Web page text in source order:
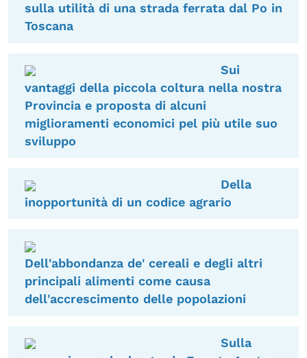
sulla utilità di una strada ferrata dal Po in
Toscana
Sui
vantaggi della piccola coltura nella nostra
Provincia e proposta di alcuni
miglioramenti economici pel più utile suo
sviluppo
Della
inopportunità di un codice agrario
Dell'abbondanza de' cereali e degli altri
principali alimenti come causa
dell'accrescimento delle popolazioni
Sulla